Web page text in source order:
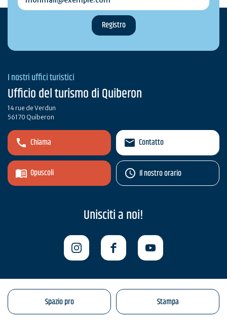
I nostri uffici turistici
Ufficio del turismo di Quiberon
14 rue de Verdun
56170 Quiberon
Chiama
Opuscoli
Contatto
Il nostro orario
Unisciti a noi!
Spazio pro Stampa